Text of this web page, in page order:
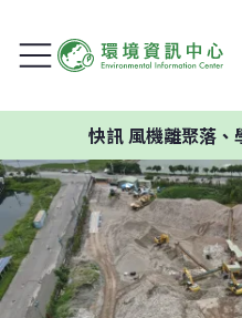
風機離聚落、學校